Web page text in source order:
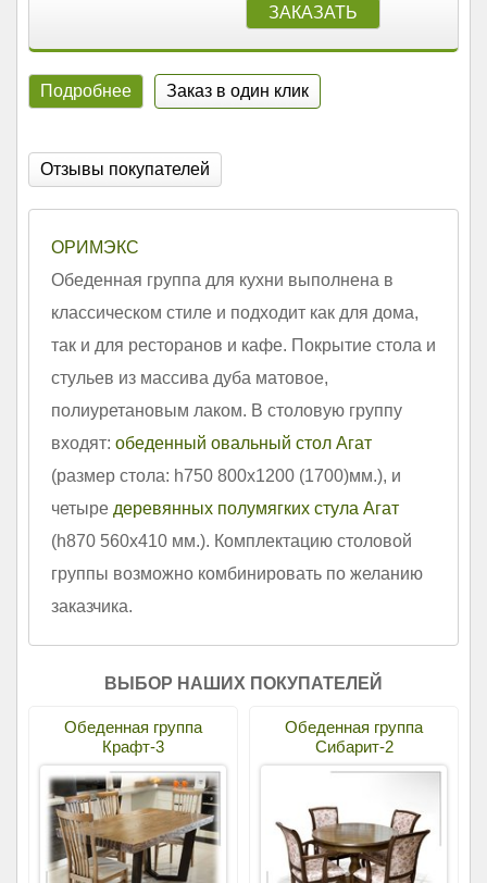
Подробнее Заказ в один клик
Отзывы покупателей
ОРИМЭКС
Обеденная группа для кухни выполнена в
классическом стиле и подходит как для дома,
так и для ресторанов и кафе. Покрытие стола и
стульев из массива дуба матовое,
полиуретановым лаком. В столовую группу
входят: обеденный овальный стол Агат
(размер стола: h750 800x1200 (1700)мм.), и
четыре деревянных полумягких стула Агат
(h870 560х410 мм.). Комплектацию столовой
группы возможно комбинировать по желанию
заказчика.
ВЫБОР НАШИХ ПОКУПАТЕЛЕЙ
Обеденная группа
Крафт-3
Обеденная группа
Сибарит-2